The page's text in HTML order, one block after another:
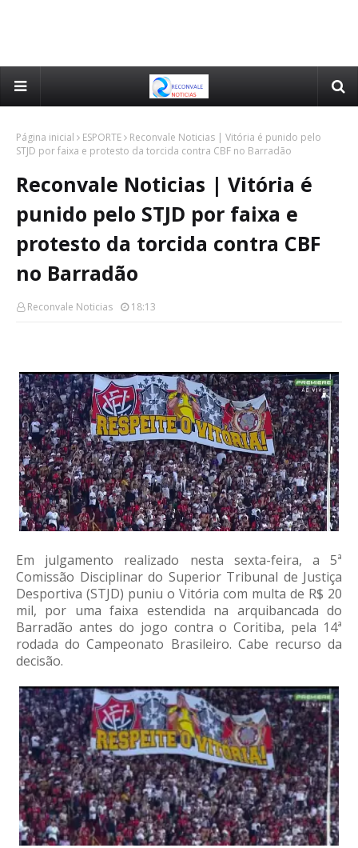
Página inicial ESPORTE
Reconvale Noticias | Vitória é punido pelo
STJD por faixa e protesto da torcida contra CBF no Barradão
Reconvale Noticias | Vitória é
punido pelo STJD por faixa e
protesto da torcida contra CBF
no Barradão
Reconvale Noticias 18:13
Em julgamento realizado nesta sexta-feira, a 5ª
Comissão Disciplinar do Superior Tribunal de Justiça
Desportiva (STJD) puniu o Vitória com multa de R$ 20
mil, por uma faixa estendida na arquibancada do
Barradão antes do jogo contra o Coritiba, pela 14ª
rodada do Campeonato Brasileiro. Cabe recurso da
decisão.